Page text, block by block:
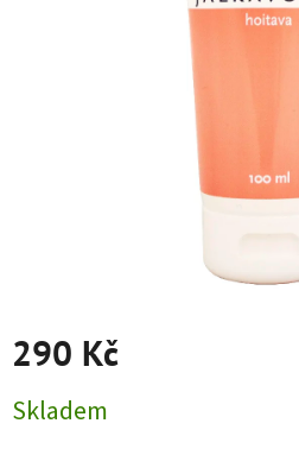
290 Kč
Skladem